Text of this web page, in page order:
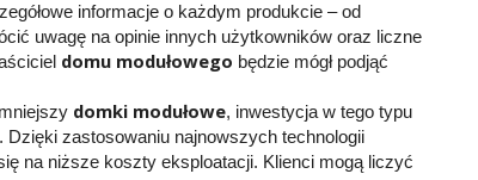
informacje o każdym produkcie – od
uwagę na opinie innych użytkowników oraz liczne
domu modułowego będzie mógł podjąć
domki modułowe, inwestycja w tego typu
zastosowaniu najnowszych technologii
na niższe koszty eksploatacji. Klienci mogą liczyć